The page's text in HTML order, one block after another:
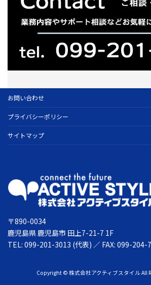
お問い合わせ
プライバシーポリシー
サイトマップ
〒890-0034
鹿児島県 鹿児島市 田上7-21-7 1F
TEL: 099-201-3013 (代表) ／ FAX: 099-204-
Copyright © 株式会社アクティブスタイル All